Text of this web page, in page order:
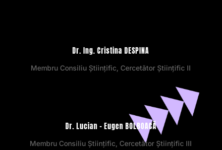
Dr. Ing. Cristina DESPINA
Membru Consiliu Științific, Cercetător Științific II
Dr. Lucian – Eugen BOLBOACĂ
Membru Consiliu Științific, Cercetător Științific III